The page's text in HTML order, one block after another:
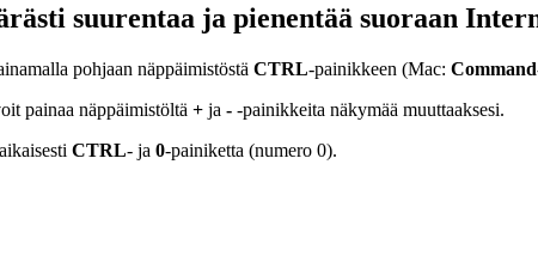
suurentaa ja pienentää suoraan
pohjaan näppäimistöstä CTRL-painikkeen (Mac: Command
painaa näppäimistöltä + ja - -painikkeita näkymää muuttaaksesi.
CTRL- ja 0-painiketta (numero 0).